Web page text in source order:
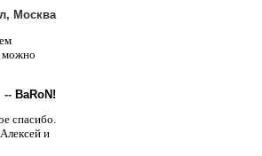
Москва
можно
-- BaRoN!
спасибо.
и